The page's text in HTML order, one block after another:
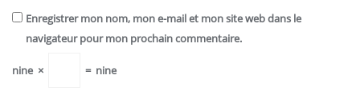
Enregistrer mon nom, mon e-mail et mon site web dans le
navigateur pour mon prochain commentaire.
nine × = nine